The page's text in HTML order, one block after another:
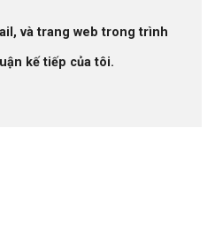
và trang web trong trình
kế tiếp của tôi.